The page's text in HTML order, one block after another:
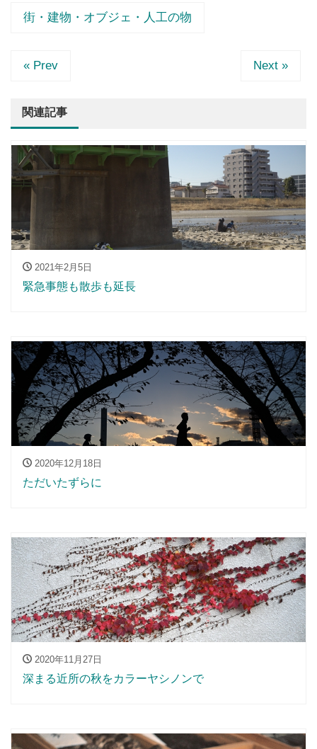
街・建物・オブジェ・人工の物
« Prev Next »
関連記事
2021年2月5日
緊急事態も散歩も延長
2020年12月18日
ただいたずらに
2020年11月27日
深まる近所の秋をカラーヤシノンで